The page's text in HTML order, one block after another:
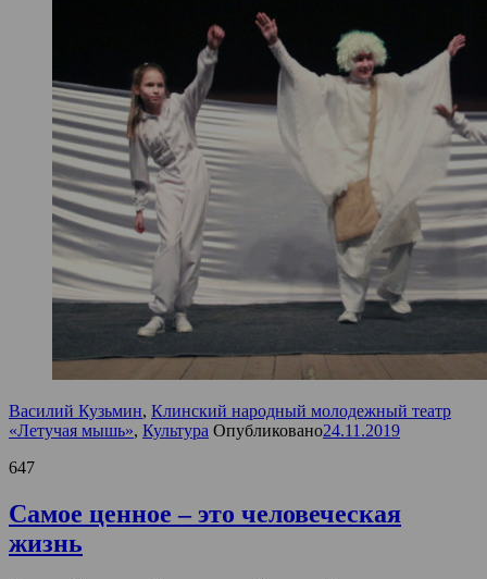
Василий Кузьмин, Клинский народный молодежный театр
«Летучая мышь», Культура Опубликовано24.11.2019
647
Самое ценное – это человеческая
жизнь